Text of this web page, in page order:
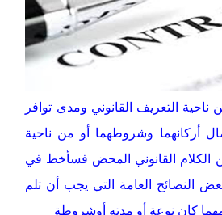
التعريف القانوني ومدى توافر
أركانهما وشروطهما أو من ناحية
الكلام القانوني المحض فسأخط في
النصائح العامة التي يجب أن تلم
كان نوعة أو مدته أوشروطة